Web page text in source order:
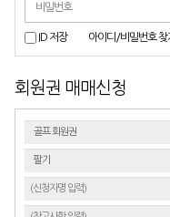
ID 저장 아이디/비밀번호 찾
회원권 매매신청